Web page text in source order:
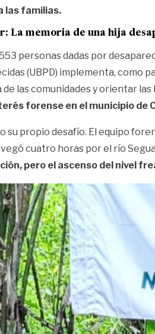
las familias.
La memoria de una hija
personas dadas por
(UBPD) implementa, como
las comunidades y orientar
forense en el municipio de
su propio desafío. El equipo
cuatro horas por el río
pero el ascenso del nivel